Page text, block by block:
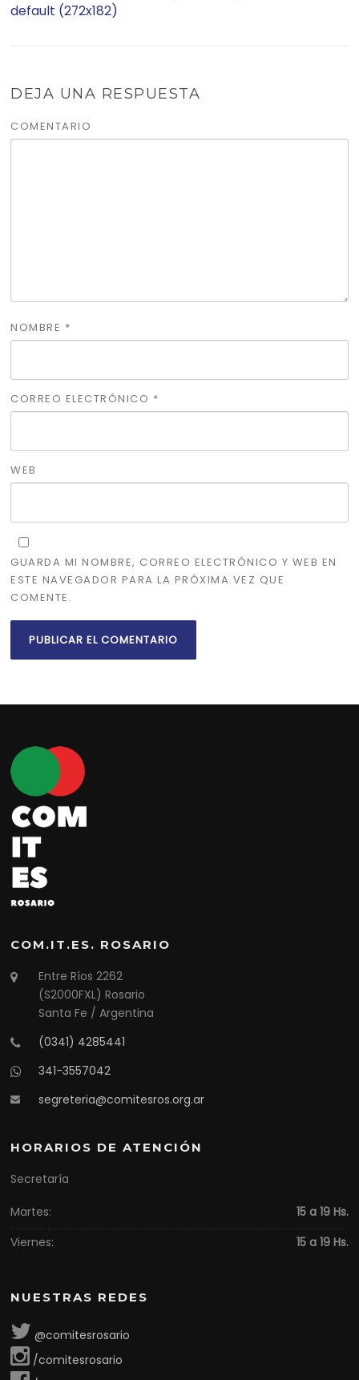
default (272x182)
DEJA UNA RESPUESTA
COMENTARIO
NOMBRE *
CORREO ELECTRÓNICO *
WEB
GUARDA MI NOMBRE, CORREO ELECTRÓNICO Y WEB EN
ESTE NAVEGADOR PARA LA PRÓXIMA VEZ QUE
COMENTE.
COM.IT.ES. ROSARIO
Entre Ríos 2262
(S2000FXL) Rosario
Santa Fe / Argentina
(0341) 4285441
341-3557042
segreteria@comitesros.org.ar
HORARIOS DE ATENCIÓN
Secretaría
Martes:
15 a 19 Hs.
Viernes:
15 a 19 Hs.
NUESTRAS REDES
@comitesrosario
/comitesrosario